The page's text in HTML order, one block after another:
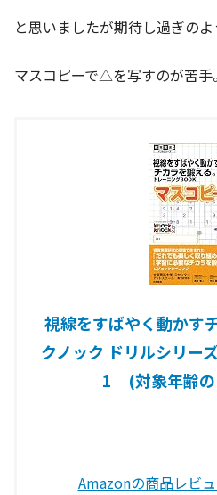
と思いましたが期待し過ぎのよ
マスコピーで△を写すのが苦手。
視線をすばやく動かす
クノック ドリルシリ
1 (対象年齢の
Amazonの商品レビ